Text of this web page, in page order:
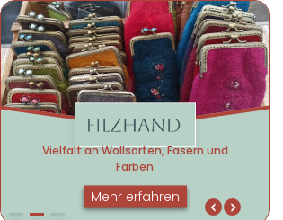
Vielfalt an Wollsorten, Fasern und Farben
Vielfalt an Wollsorten, Fasern und
Farben
Mehr erfahren